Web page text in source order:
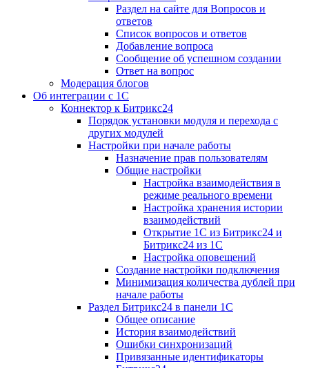
Раздел на сайте для Вопросов и
ответов
Список вопросов и ответов
Добавление вопроса
Сообщение об успешном создании
Ответ на вопрос
Модерация блогов
Об интеграции с 1С
Коннектор к Битрикс24
Порядок установки модуля и перехода с
других модулей
Настройки при начале работы
Назначение прав пользователям
Общие настройки
Настройка взаимодействия в
режиме реального времени
Настройка хранения истории
взаимодействий
Открытие 1С из Битрикс24 и
Битрикс24 из 1С
Настройка оповещений
Создание настройки подключения
Минимизация количества дублей при
начале работы
Раздел Битрикс24 в панели 1С
Общее описание
История взаимодействий
Ошибки синхронизаций
Привязанные идентификаторы